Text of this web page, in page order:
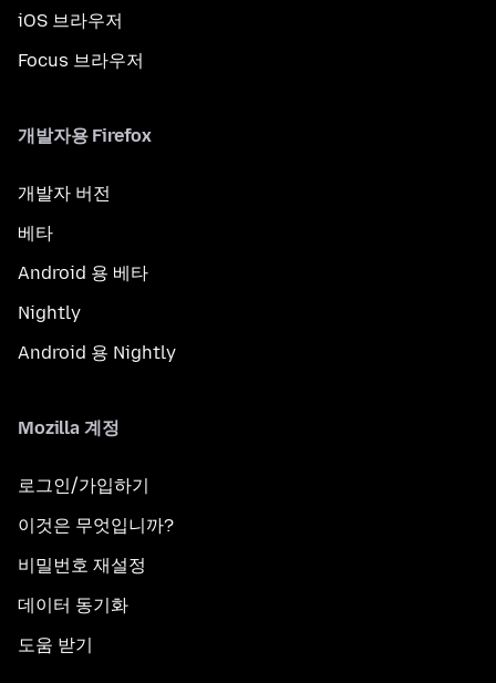
iOS 브라우저
Focus 브라우저
개발자용 Firefox
개발자 버전
베타
Android 용 베타
Nightly
Android 용 Nightly
Mozilla 계정
로그인/가입하기
이것은 무엇입니까?
비밀번호 재설정
데이터 동기화
도움 받기